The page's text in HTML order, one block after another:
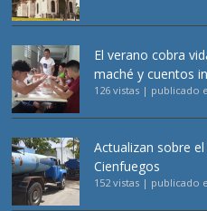
El verano cobra
maché y cuentos
126 vistas | publicado
Actualizan sobre
Cienfuegos
152 vistas | publicado